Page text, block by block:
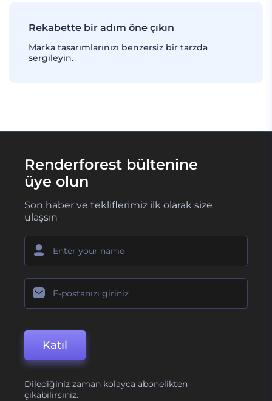
Rekabette bir adım öne çıkın
Marka tasarımlarınızı benzersiz bir tarzda
sergileyin.
Renderforest bültenine
üye olun
Son haber ve tekliflerimiz ilk olarak size
ulaşsın
Katıl
Dilediğiniz zaman kolayca abonelikten
çıkabilirsiniz.